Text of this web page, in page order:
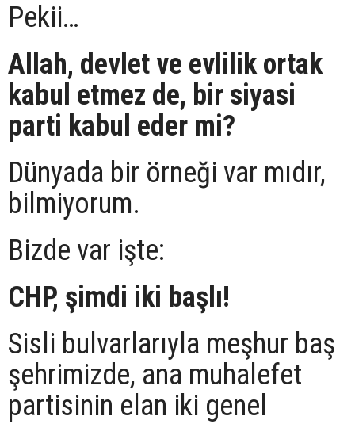
Pekii…
Allah, devlet ve evlilik ortak
kabul etmez de, bir siyasi
parti kabul eder mi?
Dünyada bir örneği var mıdır,
bilmiyorum.
Bizde var işte:
CHP, şimdi iki başlı!
Sisli bulvarlarıyla meşhur baş
şehrimizde, ana muhalefet
partisinin elan iki genel